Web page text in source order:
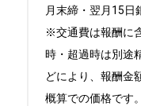
月末締・翌月15日
※交通費は報酬に
時・超過時は別途
どにより、報酬金
概算での価格です。